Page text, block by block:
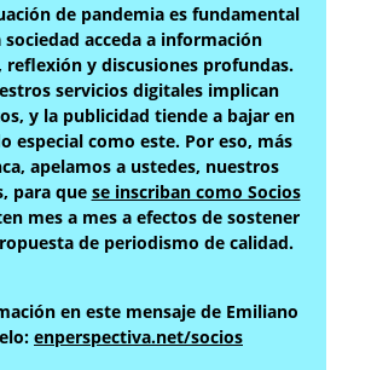
de pandemia es fundamental
sociedad acceda a información
reflexión y discusiones profundas.
servicios digitales implican
y la publicidad tiende a bajar en
especial como este. Por eso, más
apelamos a ustedes, nuestros
para que se inscriban como Socios
mes a mes a efectos de sostener
de periodismo de calidad.
en este mensaje de Emiliano
enperspectiva.net/socios